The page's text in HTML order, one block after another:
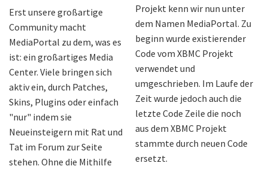
Erst unsere großartige
Community macht
MediaPortal zu dem, was es
ist: ein großartiges Media
Center. Viele bringen sich
aktiv ein, durch Patches,
Skins, Plugins oder einfach
"nur" indem sie
Neueinsteigern mit Rat und
Tat im Forum zur Seite
stehen. Ohne die Mithilfe
Projekt kenn wir nun unter
dem Namen MediaPortal. Zu
beginn wurde existierender
Code vom XBMC Projekt
verwendet und
umgeschrieben. Im Laufe der
Zeit wurde jedoch auch die
letzte Code Zeile die noch
aus dem XBMC Projekt
stammte durch neuen Code
ersetzt.